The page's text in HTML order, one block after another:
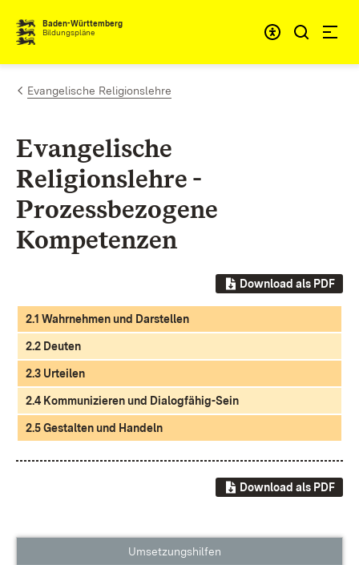
Zum Inhalt springen
Baden-Württemberg
Bildungspläne
Evangelische Religionslehre
Evangelische
Religionslehre -
Prozessbezogene
Kompetenzen
Download als PDF
2.1 Wahrnehmen und Darstellen
2.2 Deuten
2.3 Urteilen
2.4 Kommunizieren und Dialogfähig-Sein
2.5 Gestalten und Handeln
Download als PDF
Umsetzungshilfen